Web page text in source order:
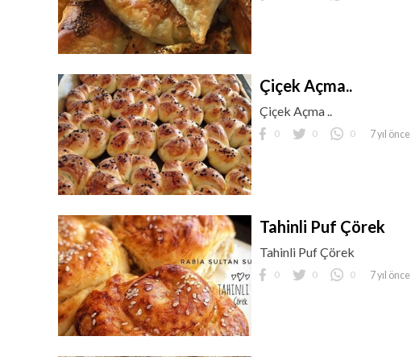
Çiçek Açma..
Çiçek Açma ..
0 0 0 7 yıl önce
Tahinli Puf Çörek
Tahinli Puf Çörek
0 0 0 7 yıl önce